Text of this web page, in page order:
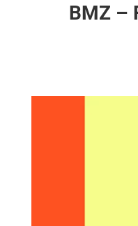
BMZ –